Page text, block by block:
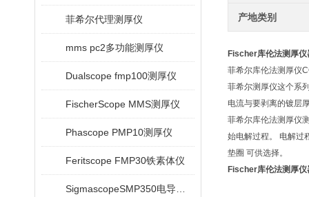
菲希尔代理测厚仪
mms pc2多功能测厚仪
Dualscope fmp100测厚仪
FischerScope MMS测厚仪
Phascope PMP10测厚仪
Feritscope FMP30铁素体仪
产地类别
Fischer库伦法测厚仪
菲希尔库伦法测厚仪
菲希尔测厚仪这个系
电流与要剥离的镀层
菲希尔库伦法测厚仪
始电解过程。 电解过
垫圈 可供选择。
Fischer库伦法测厚仪